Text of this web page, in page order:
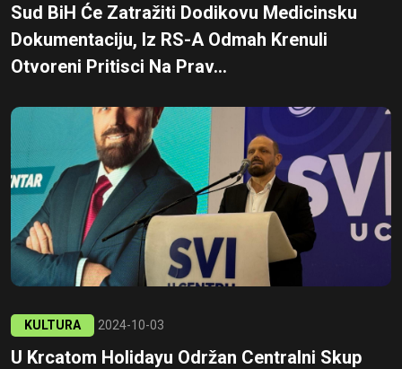
Sud BiH Će Zatražiti Dodikovu Medicinsku
Dokumentaciju, Iz RS-A Odmah Krenuli
Otvoreni Pritisci Na Prav...
KULTURA 2024-10-03
U Krcatom Holidayu Održan Centralni Skup